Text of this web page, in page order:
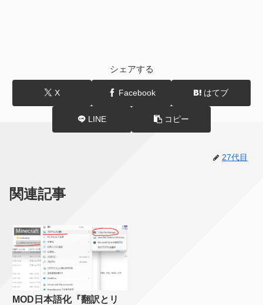
シェアする
X Facebook はてブ
LINE コピー
27代目
関連記事
Minecraft
MOD日本語化『翻訳とリ